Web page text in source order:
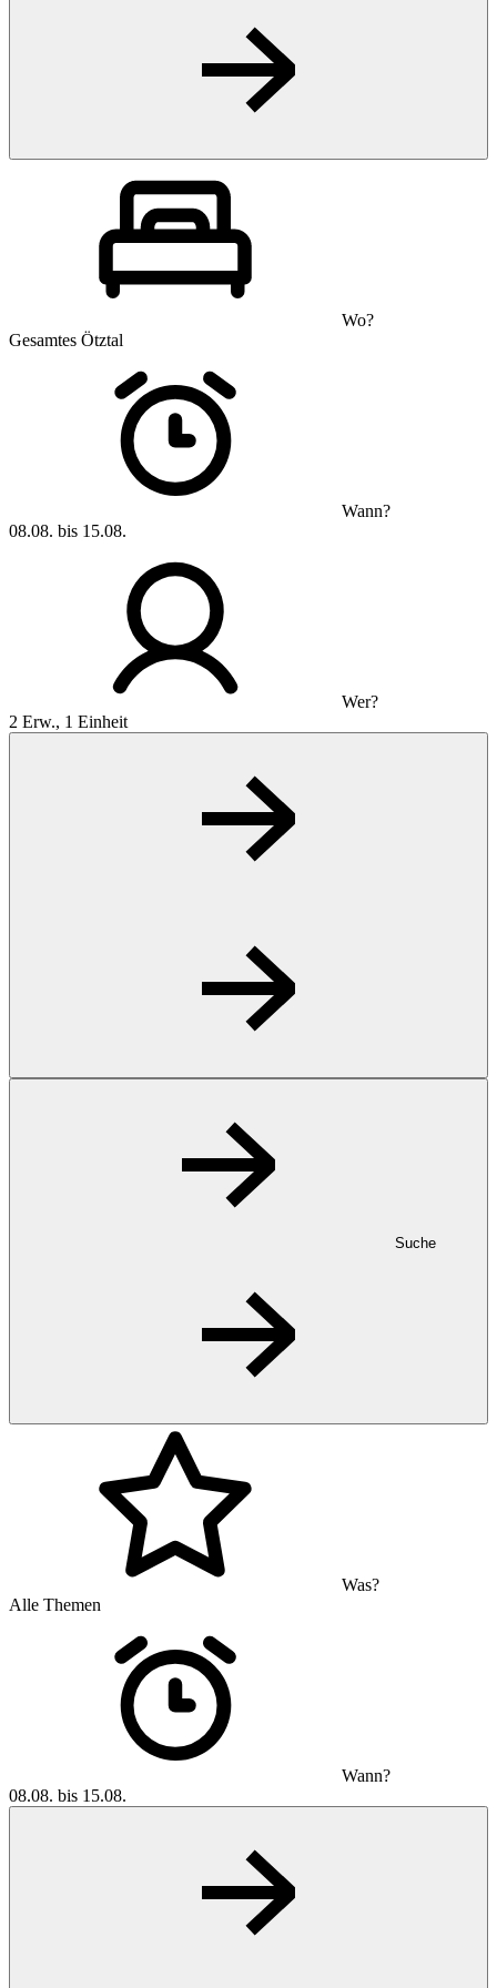
Wo?
Gesamtes Ötztal
Wann?
08.08. bis 15.08.
Wer?
2 Erw., 1 Einheit
Suche
Was?
Alle Themen
Wann?
08.08. bis 15.08.